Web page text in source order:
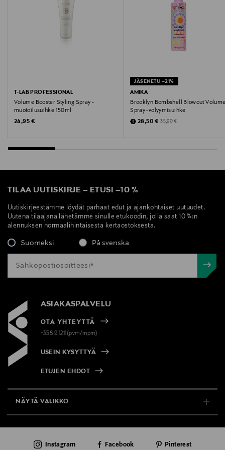
Digitaalinen osoite
https://www.wella.com/professional/fi-FI/contact-us
Sebastian, muotoilusuihke, hiukset
T-LAB PROFESSIONAL
Volume Booster Styling Spray -
muotoilusuihke 150ml
Original Price
24,95 €
JÄSENETU –21%
AMIKA
Brooklyn Bombshell Blowout
Spray -volyymisuihke
Discounted Price
28,50 € Original Price
35,90 €
TILAA UUTISKIRJE – ETUSI –10 %
Uutiskirjeestämme löydät parhaat edut ja ajankohtaiset uutuudet.
Uutena tilaajana lähetämme sinulle etukoodin, jolla saat 10 %:n
alennuksen normaalihintaisesta kertaostoksesta.
Suomeksi På svenska
ASIAKASPALVELU
OTA YHTEYTTÄ
+358 9 1211(pvm/mpm)
USEIN KYSYTTYÄ
ETUJEN EHDOT
NÄYTÄ VALIKKO
AJANKOHTAISTA
Instagram Facebook Pinterest